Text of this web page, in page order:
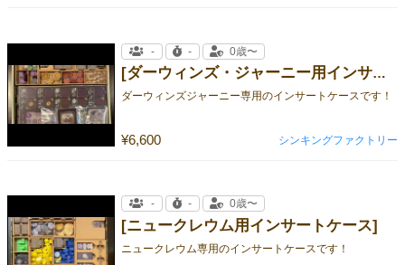
[ダーウィンズ・ジャーニー用インサートケース]
ダーウィンズジャーニー専用のインサートケースです！
¥6,600
- - 0歳〜
シンキングファクトリー
[ニュークレウム用インサートケース]
ニュークレウム専用のインサートケースです！
- - 0歳〜